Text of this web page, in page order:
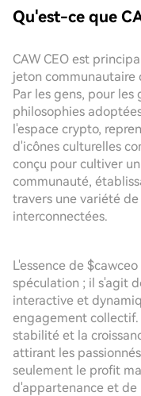
Qu'est-ce que
CAW CEO est
jeton communautaire
Par les gens, pour les
philosophies
l'espace crypto,
d'icônes culturelles
conçu pour cultiver
communauté,
travers une variété
interconnectées.
L'essence de
spéculation ; il s'agit
interactive et
engagement collectif.
stabilité et la
attirant les
seulement le profit
d'appartenance et